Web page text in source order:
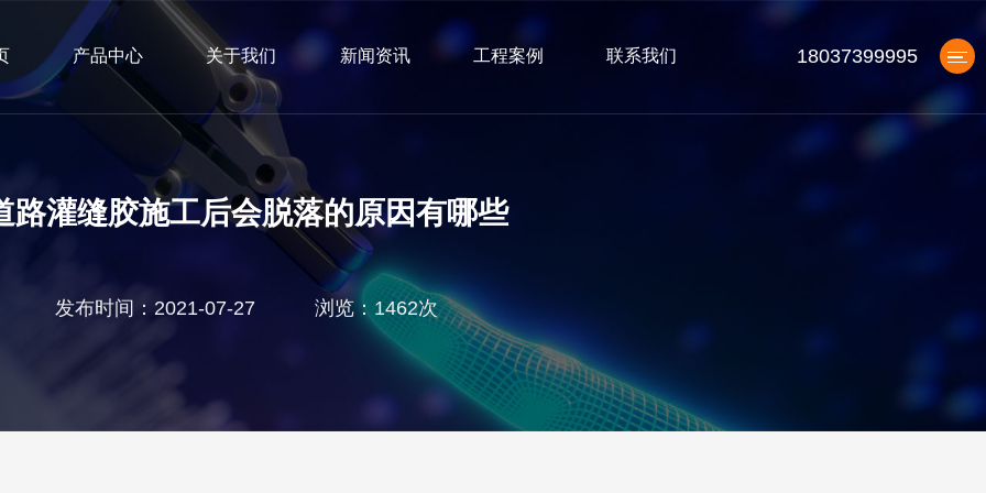
产品中心 关于我们 新闻资讯 工程案例 联系我们 18037399995
路灌缝胶施工后会脱落的原因有哪些
发布时间：2021-07-27 浏览：1462次